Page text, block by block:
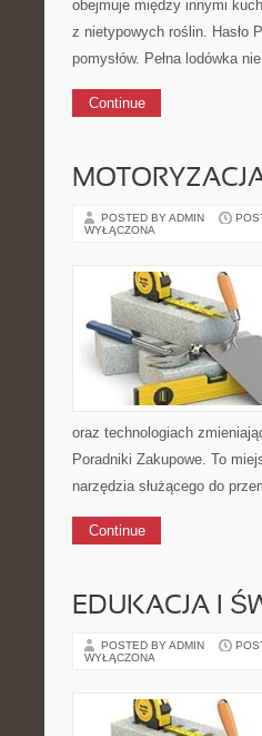
obejmuje między innymi
z nietypowych roślin. Hasło
pomysłów. Pełna lodówka
Continue
POSTED BY ADMIN
WYŁĄCZONA
oraz technologiach
Poradniki Zakupowe. To
narzędzia służącego do
Continue
EDUKACJA I
POSTED BY ADMIN
WYŁĄCZONA